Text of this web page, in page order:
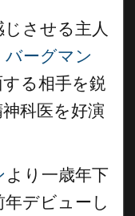
させる主人
ーグマン
る相手を鋭
科医を好演
より一歳年下
年デビューし